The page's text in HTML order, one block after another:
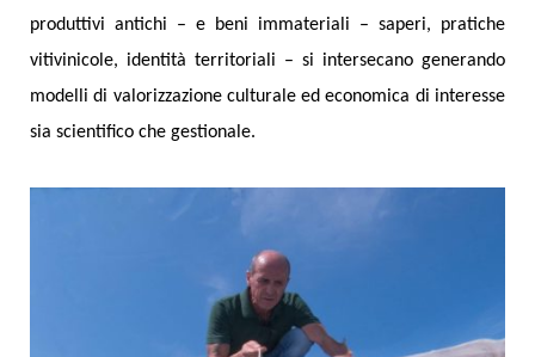
produttivi antichi – e beni immateriali – saperi, pratiche
vitivinicole, identità territoriali – si intersecano generando
modelli di valorizzazione culturale ed economica di interesse
sia scientifico che gestionale.